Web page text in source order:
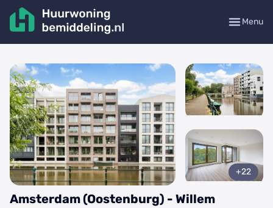
Menu
Amsterdam (Oostenburg) - Willem
+22